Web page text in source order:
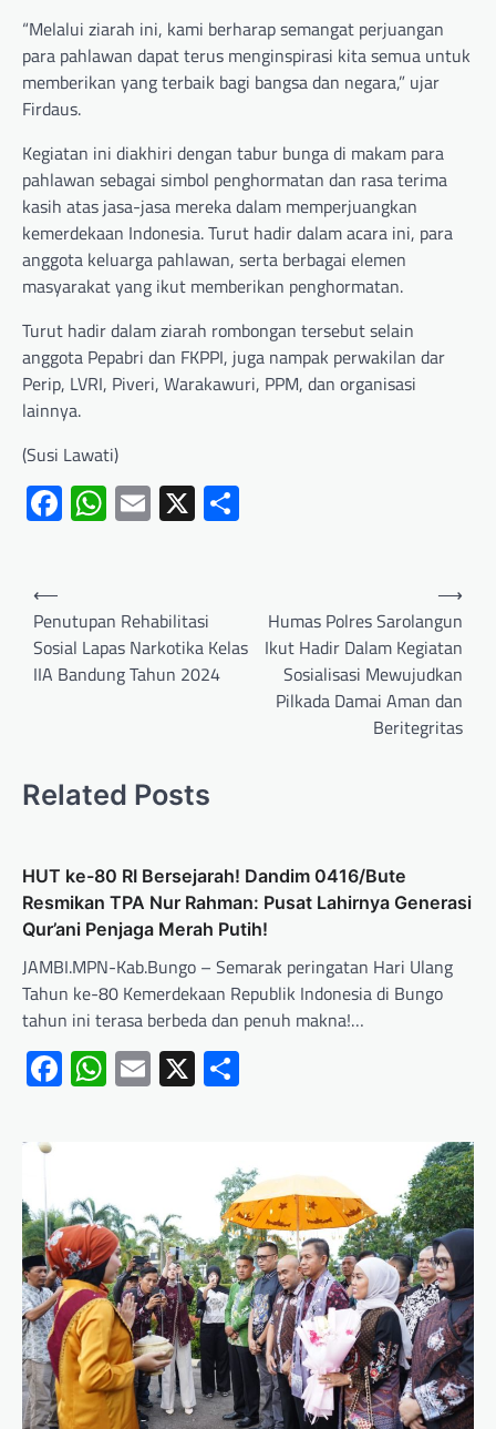
“Melalui ziarah ini, kami berharap semangat perjuangan
para pahlawan dapat terus menginspirasi kita semua untuk
memberikan yang terbaik bagi bangsa dan negara,” ujar
Firdaus.
Kegiatan ini diakhiri dengan tabur bunga di makam para
pahlawan sebagai simbol penghormatan dan rasa terima
kasih atas jasa-jasa mereka dalam memperjuangkan
kemerdekaan Indonesia. Turut hadir dalam acara ini, para
anggota keluarga pahlawan, serta berbagai elemen
masyarakat yang ikut memberikan penghormatan.
Turut hadir dalam ziarah rombongan tersebut selain
anggota Pepabri dan FKPPI, juga nampak perwakilan dar
Perip, LVRI, Piveri, Warakawuri, PPM, dan organisasi
lainnya.
(Susi Lawati)
Facebook
WhatsApp
Email
X
⟵
Penutupan Rehabilitasi
Sosial Lapas Narkotika Kelas
IIA Bandung Tahun 2024
Humas Polres Sarolangun
Ikut Hadir Dalam Kegiatan
Sosialisasi Mewujudkan
Pilkada Damai Aman dan
Beritegritas
⟶
Related Posts
HUT ke-80 RI Bersejarah! Dandim 0416/Bute
Resmikan TPA Nur Rahman: Pusat Lahirnya Generasi
Qur’ani Penjaga Merah Putih!
JAMBI.MPN-Kab.Bungo – Semarak peringatan Hari Ulang
Tahun ke-80 Kemerdekaan Republik Indonesia di Bungo
tahun ini terasa berbeda dan penuh makna!…
Facebook
WhatsApp
Email
X